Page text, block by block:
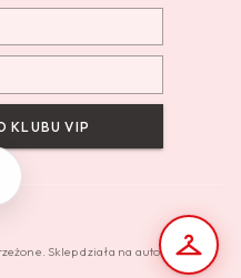
KLUBU VIP
Sklep działa na autorskim